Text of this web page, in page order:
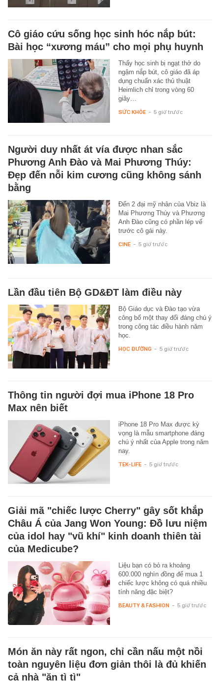
Cô giáo cứu sống học sinh hóc nắp bút:
Bài học “xương máu” cho mọi phụ huynh
Thấy học sinh bị ngạt thở do
ngậm nắp bút, cô giáo đã áp
dụng chuẩn xác thủ thuật
Heimlich chỉ trong vòng 60
giây…
SỨC KHỎE - 5 giờ trước
Người duy nhất át vía được nhan sắc
Phương Anh Đào và Mai Phương Thúy:
Đẹp đến nỗi kim cương cũng không sánh
bằng
Đến 2 đại mỹ nhân của Vbiz là
Mai Phương Thúy và Phương
Anh Đào cũng có phần lép vế
trước cô gái này.
CINE - 5 giờ trước
Lần đầu tiên Bộ GD&ĐT làm điều này
Bộ Giáo dục và Đào tạo vừa
công bố một thay đổi đáng chú ý
trong công tác điều hành năm
học.
HỌC ĐƯỜNG - 5 giờ trước
Thông tin người đợi mua iPhone 18 Pro
Max nên biết
iPhone 18 Pro Max được kỳ
vọng là mẫu smartphone đáng
chú ý nhất của Apple trong năm
nay.
TEK-LIFE - 5 giờ trước
Giải mã "chiếc lược Cherry" gây sốt khắp
Châu Á của Jang Won Young: Đồ lưu niệm
của idol hay "vũ khí" kinh doanh thiên tài
của Medicube?
Liệu bạn có bỏ ra khoảng
600.000 nghìn đồng để mua 1
chiếc lược không có quá nhiều
tính năng đặc biệt?
BEAUTY & FASHION - 5 giờ trước
Món ăn này rất ngon, chỉ cần nấu một nồi
toàn nguyên liệu đơn giản thôi là đủ khiến
cả nhà "ăn tì tì"